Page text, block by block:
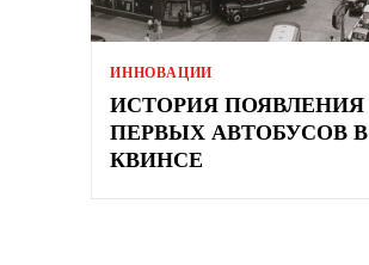
ИННОВАЦИИ
ИСТОРИЯ ПОЯВЛЕНИЯ
ПЕРВЫХ АВТОБУСОВ В
КВИНСЕ